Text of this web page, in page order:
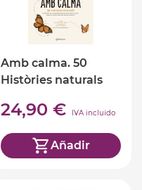
Amb calma. 50
Històries naturals
24,90 € IVA incluido
Añadir